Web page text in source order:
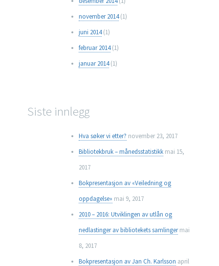
november 2014(1)
juni 2014(1)
februar 2014(1)
januar 2014(1)
Siste innlegg
Hva søker vi etter? november 23, 2017
Bibliotekbruk – månedsstatistikk mai 15,
2017
Bokpresentasjon av «Veiledning og
oppdagelse» mai 9, 2017
2010 – 2016: Utviklingen av utlån og
nedlastinger av bibliotekets samlinger mai
8, 2017
Bokpresentasjon av Jan Ch. Karlsson april